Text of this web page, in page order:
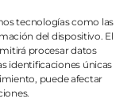
tecnologías como las
del dispositivo. El
procesar datos
identificaciones únicas
puede afectar